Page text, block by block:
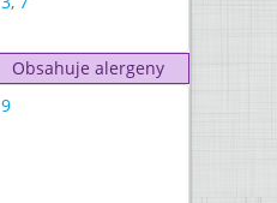
Obsahuje alergeny
9